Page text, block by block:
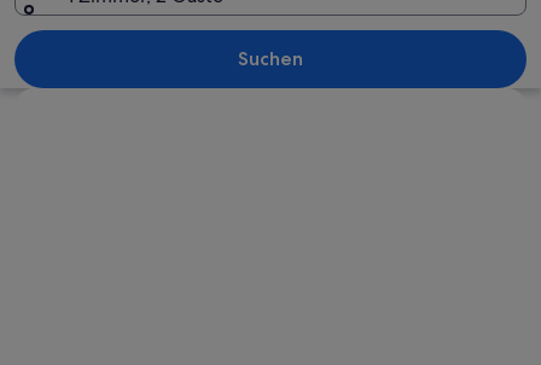
Ein von Bäumen gesäumter
Suchen